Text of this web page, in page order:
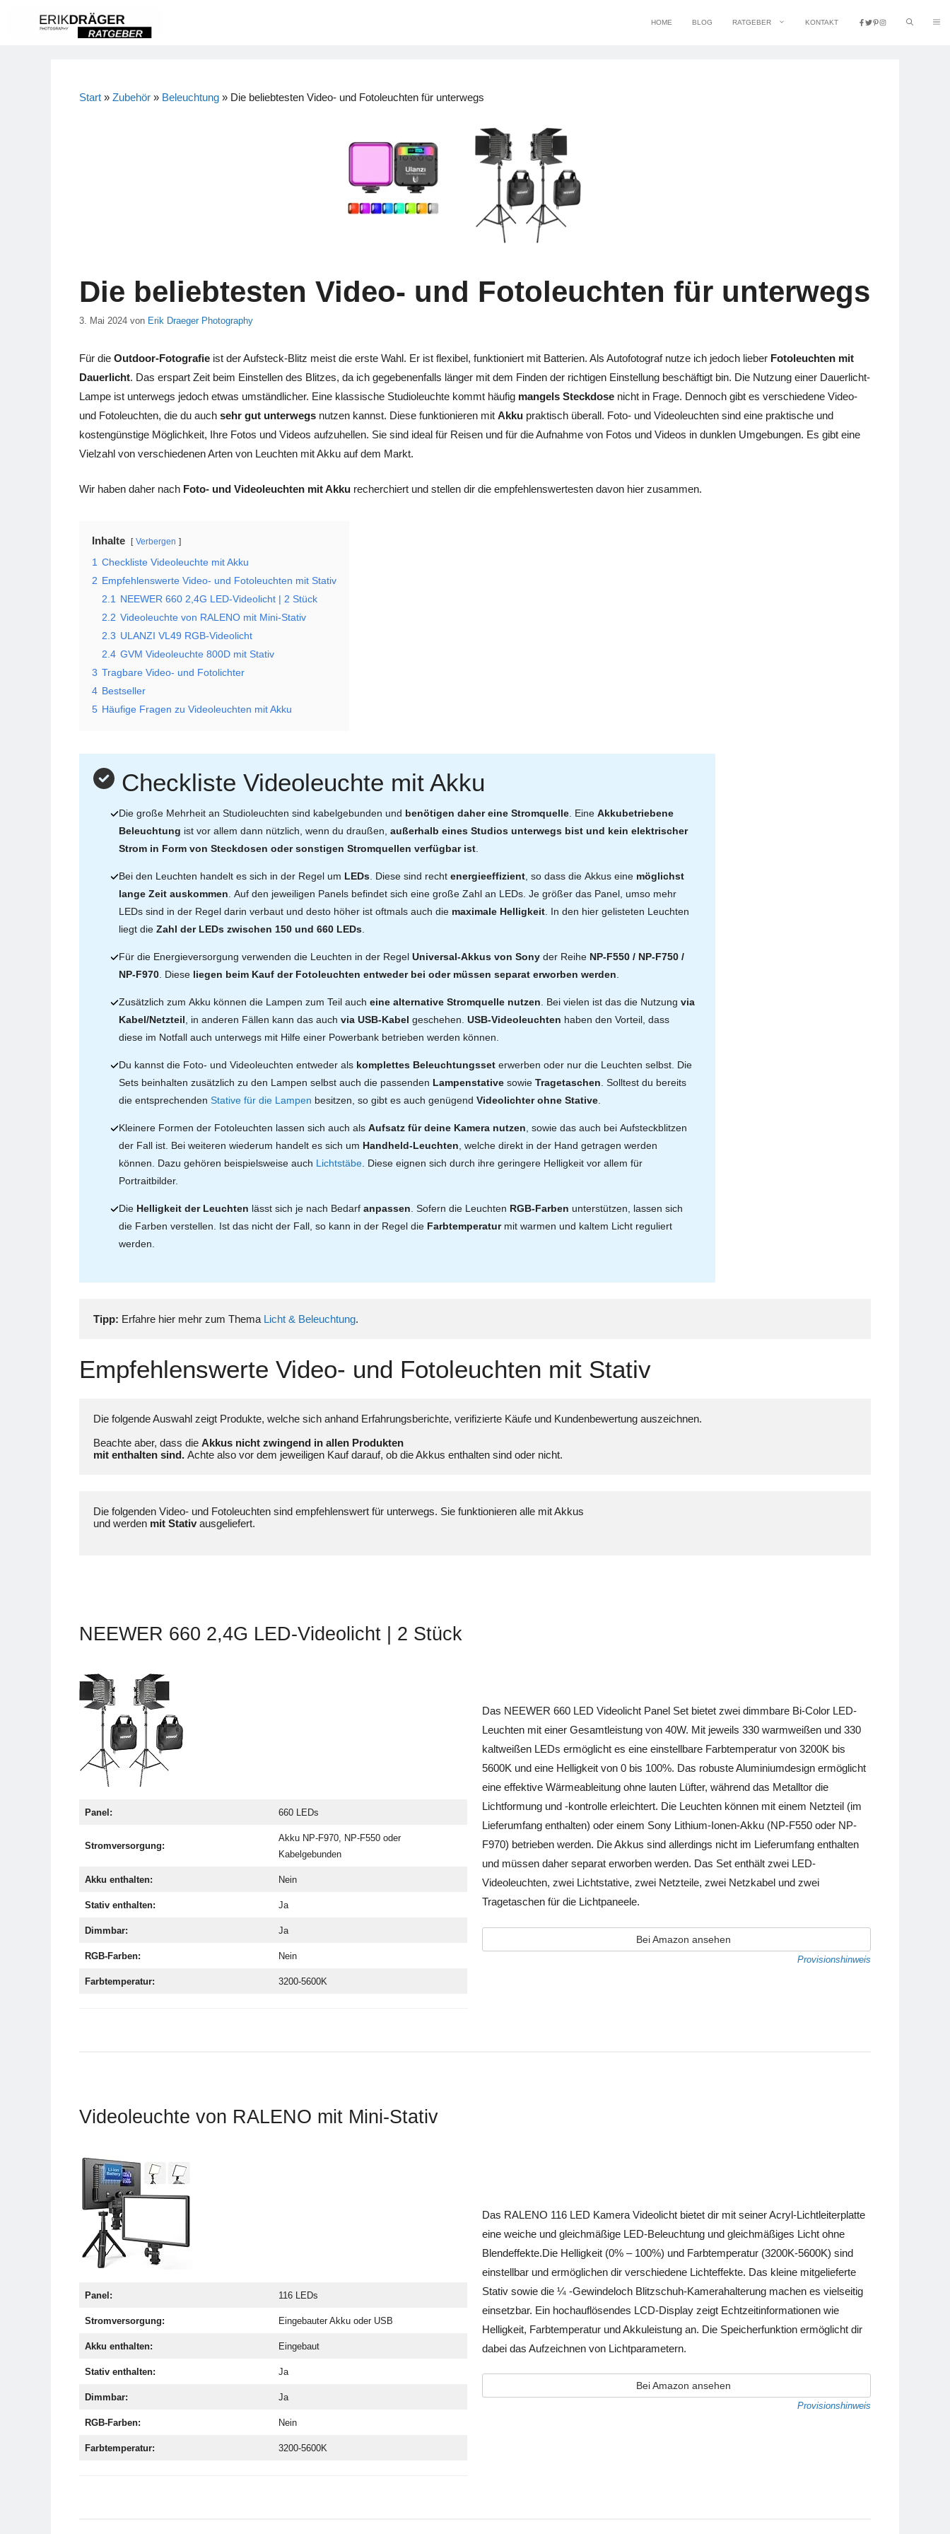
HOME BLOG RATGEBER KONTAKT
Start » Zubehör » Beleuchtung » Die beliebtesten Video- und Fotoleuchten für unterwegs
Die beliebtesten Video- und Fotoleuchten für unterwegs
3. Mai 2024 von Erik Draeger Photography
Für die Outdoor-Fotografie ist der Aufsteck-Blitz meist die erste Wahl. Er ist flexibel, funktioniert mit Batterien. Als Autofotograf nutze ich jedoch lieber Fotoleuchten mit
Dauerlicht. Das erspart Zeit beim Einstellen des Blitzes, da ich gegebenenfalls länger mit dem Finden der richtigen Einstellung beschäftigt bin. Die Nutzung einer Dauerlicht-
Lampe ist unterwegs jedoch etwas umständlicher. Eine klassische Studioleuchte kommt häufig mangels Steckdose nicht in Frage. Dennoch gibt es verschiedene Video-
und Fotoleuchten, die du auch sehr gut unterwegs nutzen kannst. Diese funktionieren mit Akku praktisch überall. Foto- und Videoleuchten sind eine praktische und
kostengünstige Möglichkeit, Ihre Fotos und Videos aufzuhellen. Sie sind ideal für Reisen und für die Aufnahme von Fotos und Videos in dunklen Umgebungen. Es gibt eine
Vielzahl von verschiedenen Arten von Leuchten mit Akku auf dem Markt.
Wir haben daher nach Foto- und Videoleuchten mit Akku recherchiert und stellen dir die empfehlenswertesten davon hier zusammen.
Inhalte Verbergen
1
Checkliste Videoleuchte mit Akku
2 Empfehlenswerte Video- und Fotoleuchten mit Stativ
2.1
NEEWER 660 2,4G LED-Videolicht | 2 Stück
2.2 Videoleuchte von RALENO mit Mini-Stativ
2.3 ULANZI VL49 RGB-Videolicht
2.4 GVM Videoleuchte 800D mit Stativ
3 Tragbare Video- und Fotolichter
4 Bestseller
5 Häufige Fragen zu Videoleuchten mit Akku
Checkliste Videoleuchte mit Akku
Die große Mehrheit an Studioleuchten sind kabelgebunden und benötigen daher eine Stromquelle . EineAkkubetriebene
Beleuchtung ist vor allem dann nützlich, wenn du draußen,außerhalb eines Studios unterwegs bist und kein elektrischer
Strom in Form von Steckdosen oder sonstigen Stromquellen verfügbar ist
Bei den Leuchten handelt es sich in der Regel um LEDs . Diese sind rechtenergieeffizient , so dass die Akkus eine möglichst
lange Zeit auskommen . Auf den jeweiligen Panels befindet sich eine große Zahl an LEDs. Je größer das Panel, umso mehr
LEDs sind in der Regel darin verbaut und desto höher ist oftmals auch die maximale Helligkeit . In den hier gelisteten Leuchten
liegt dieZahl der LEDs zwischen 150 und 660 LEDs
Für die Energieversorgung verwenden die Leuchten in der RegelUniversal-Akkus von Sonyder Reihe NP-F550 / NP-F750 /
NP-F970 . Diese liegen beim Kauf der Fotoleuchten entweder bei oder müssen separat erworben werden
Zusätzlich zum Akku können die Lampen zum Teil aucheine alternative Stromquelle nutzen . Bei vielen ist das die Nutzungvia
Kabel/Netzteil , in anderen Fällen kann das auchvia USB-Kabel geschehen.USB-Videoleuchten haben den Vorteil, dass
diese im Notfall auch unterwegs mit Hilfe einer Powerbank betrieben werden können.
Du kannst die Foto- und Videoleuchten entweder als komplettes Beleuchtungsset erwerben oder nur die Leuchten selbst. Die
Sets beinhalten zusätzlich zu den Lampen selbst auch die passenden LampenstativesowieTragetaschen . Solltest du bereits
die entsprechenden Stative für die Lampen besitzen, so gibt es auch genügendVideolichter ohne Stative
Kleinere Formen der Fotoleuchten lassen sich auch alsAufsatz für deine Kamera nutzen , sowie das auch bei Aufsteckblitzen
der Fall ist. Bei weiteren wiederum handelt es sich um Handheld-Leuchten , welche direkt in der Hand getragen werden
können. Dazu gehören beispielsweise auch Lichtstäbe . Diese eignen sich durch ihre geringere Helligkeit vor allem für
Portraitbilder.
Die Helligkeit der Leuchten lässt sich je nach Bedarfanpassen . Sofern die Leuchten RGB-Farben unterstützen, lassen sich
die Farben verstellen. Ist das nicht der Fall, so kann in der Regel die Farbtemperatur mit warmen und kaltem Licht reguliert
werden.
Tipp: Erfahre hier mehr zum Thema Licht & Beleuchtung.
Empfehlenswerte Video- und Fotoleuchten mit Stativ
Die folgende Auswahl zeigt Produkte, welche sich anhand Erfahrungsberichte, verifizierte Käufe und Kundenbewertung auszeichnen.
Beachte aber, dass die Akkus nicht zwingend in allen Produkten
mit enthalten sind. Achte also vor dem jeweiligen Kauf darauf, ob die Akkus enthalten sind oder nicht.
Die folgenden Video- und Fotoleuchten sind empfehlenswert für unterwegs. Sie funktionieren alle mit Akkus
und werden mit Stativ ausgeliefert.
NEEWER 660 2,4G LED-Videolicht | 2 Stück
Panel: 660 LEDs
Stromversorgung:
Akku NP-F970, NP-F550 oder
Kabelgebunden
Akku enthalten: Nein
Stativ enthalten: Ja
Dimmbar: Ja
RGB-Farben: Nein
Farbtemperatur: 3200-5600K
Das NEEWER 660 LED Videolicht Panel Set bietet zwei dimmbare Bi-Color LED-
Leuchten mit einer Gesamtleistung von 40W. Mit jeweils 330 warmweißen und 330
kaltweißen LEDs ermöglicht es eine einstellbare Farbtemperatur von 3200K bis
5600K und eine Helligkeit von 0 bis 100%. Das robuste Aluminiumdesign ermöglicht
eine effektive Wärmeableitung ohne lauten Lüfter, während das Metalltor die
Lichtformung und -kontrolle erleichtert. Die Leuchten können mit einem Netzteil (im
Lieferumfang enthalten) oder einem Sony Lithium-Ionen-Akku (NP-F550 oder NP-
F970) betrieben werden. Die Akkus sind allerdings nicht im Lieferumfang enthalten
und müssen daher separat erworben werden. Das Set enthält zwei LED-
Videoleuchten, zwei Lichtstative, zwei Netzteile, zwei Netzkabel und zwei
Tragetaschen für die Lichtpaneele.
Bei Amazon ansehen
Provisionshinweis
Videoleuchte von RALENO mit Mini-Stativ
Panel: 116 LEDs
Stromversorgung: Eingebauter Akku oder USB
Akku enthalten: Eingebaut
Stativ enthalten: Ja
Dimmbar: Ja
RGB-Farben: Nein
Farbtemperatur: 3200-5600K
Das RALENO 116 LED Kamera Videolicht bietet dir mit seiner Acryl-Lichtleiterplatte
eine weiche und gleichmäßige LED-Beleuchtung und gleichmäßiges Licht ohne
Blendeffekte.Die Helligkeit (0% – 100%) und Farbtemperatur (3200K-5600K) sind
einstellbar und ermöglichen dir verschiedene Lichteffekte. Das kleine mitgelieferte
Stativ sowie die ¼ -Gewindeloch Blitzschuh-Kamerahalterung machen es vielseitig
einsetzbar. Ein hochauflösendes LCD-Display zeigt Echtzeitinformationen wie
Helligkeit, Farbtemperatur und Akkuleistung an. Die Speicherfunktion ermöglicht dir
dabei das Aufzeichnen von Lichtparametern.
Bei Amazon ansehen
Provisionshinweis